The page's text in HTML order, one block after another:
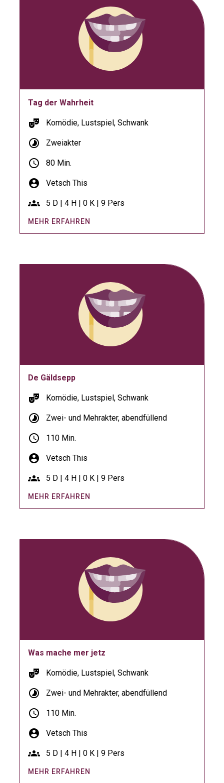
Tag der Wahrheit
theater_comedy Komödie, Lustspiel, Schwank
timelapse Zweiakter
schedule 80 Min.
account_circle Vetsch This
groups 5 D | 4 H | 0 K | 9 Pers
MEHR ERFAHREN
De Gäldsepp
theater_comedy Komödie, Lustspiel, Schwank
timelapse Zwei- und Mehrakter, abendfüllend
schedule 110 Min.
account_circle Vetsch This
groups 5 D | 4 H | 0 K | 9 Pers
MEHR ERFAHREN
Was mache mer jetz
theater_comedy Komödie, Lustspiel, Schwank
timelapse Zwei- und Mehrakter, abendfüllend
schedule 110 Min.
account_circle Vetsch This
groups 5 D | 4 H | 0 K | 9 Pers
MEHR ERFAHREN